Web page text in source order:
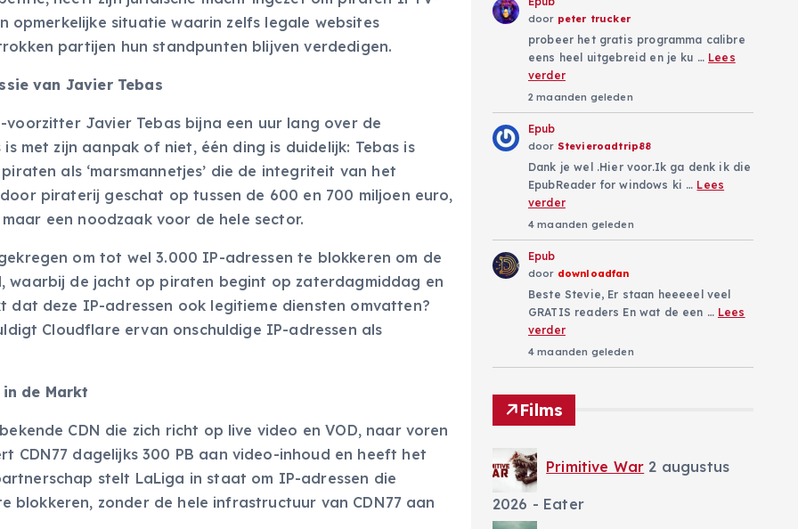
situatie waarin zelfs legale websites
partijen hun standpunten blijven verdedigen.
van Javier Tebas
Javier Tebas bijna een uur lang over de
met zijn aanpak of niet, één ding is duidelijk: Tebas is
als ‘marsmannetjes’ die de integriteit van het
piraterij geschat op tussen de 600 en 700 miljoen euro,
een noodzaak voor de hele sector.
om tot wel 3.000 IP-adressen te blokkeren om de
waarbij de jacht op piraten begint op zaterdagmiddag en
deze IP-adressen ook legitieme diensten omvatten?
Cloudflare ervan onschuldige IP-adressen als
in de Markt
CDN die zich richt op live video en VOD, naar voren
CDN77 dagelijks 300 PB aan video-inhoud en heeft het
stelt LaLiga in staat om IP-adressen die
blokkeren, zonder de hele infrastructuur van CDN77 aan
door peter trucker
probeer het gratis programma calibre
eens heel uitgebreid en je ku … Lees
verder
2 maanden geleden
Epub
door Stevieroadtrip88
Dank je wel .Hier voor.Ik ga denk ik die
EpubReader for windows ki … Lees
verder
4 maanden geleden
Epub
door downloadfan
Beste Stevie, Er staan heeeeel veel
GRATIS readers En wat de een … Lees
verder
4 maanden geleden
Films
Primitive War 2 augustus
2026 - Eater